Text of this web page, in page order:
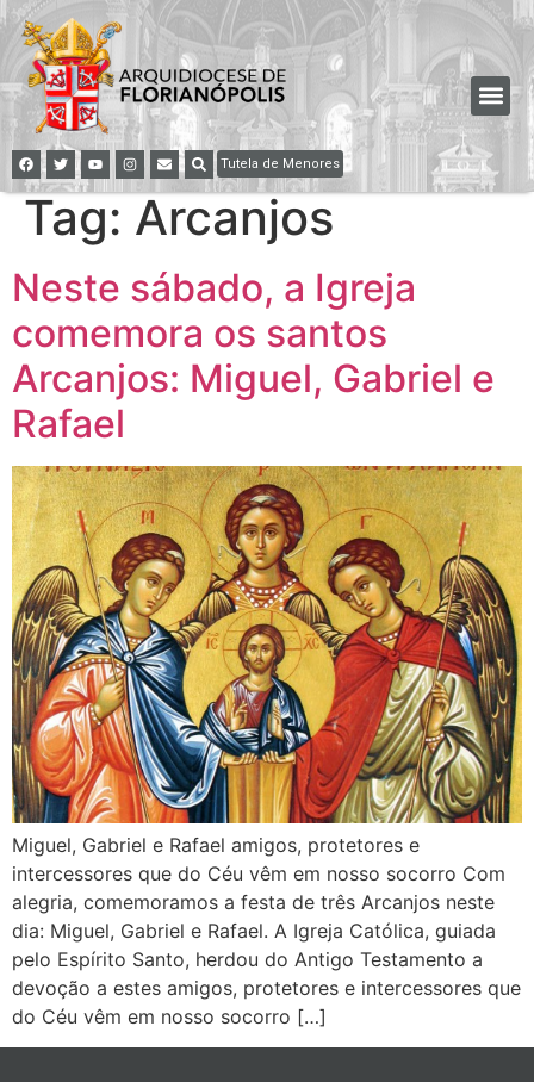
Tutela de Menores
Tag: Arcanjos
Neste sábado, a Igreja
comemora os santos
Arcanjos: Miguel, Gabriel e
Rafael
Miguel, Gabriel e Rafael amigos, protetores e
intercessores que do Céu vêm em nosso socorro Com
alegria, comemoramos a festa de três Arcanjos neste
dia: Miguel, Gabriel e Rafael. A Igreja Católica, guiada
pelo Espírito Santo, herdou do Antigo Testamento a
devoção a estes amigos, protetores e intercessores que
do Céu vêm em nosso socorro […]